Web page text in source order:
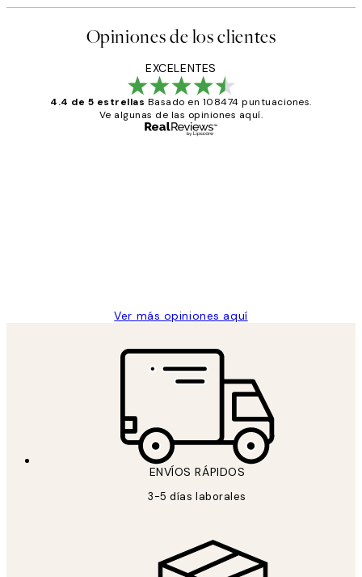
Opiniones de los clientes
EXCELENTES
4.4 de 5 estrellas Basado en 108474 puntuaciones.
Ve algunas de las opiniones aquí.
Ver más opiniones aquí
ENVÍOS RÁPIDOS
3-5 días laborales